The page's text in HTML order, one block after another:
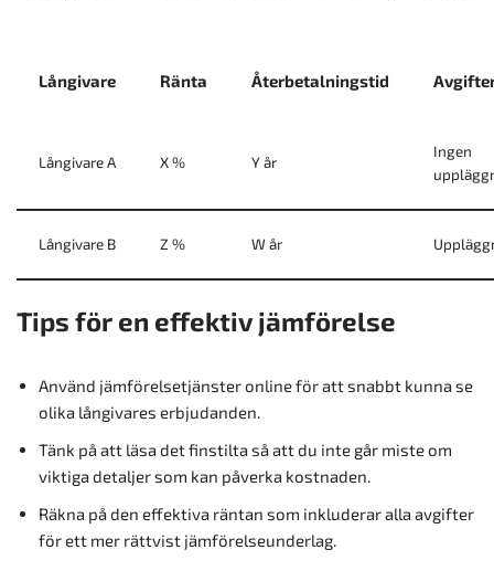
Långivare Ränta Återbetalningstid
Långivare A X % Y år
Ingen
Långivare B Z % W år
Tips för en effektiv jämförelse
Använd jämförelsetjänster online för att snabbt kunna se
olika långivares erbjudanden.
Tänk på att läsa det finstilta så att du inte går miste om
viktiga detaljer som kan påverka kostnaden.
Räkna på den effektiva räntan som inkluderar alla avgifter
för ett mer rättvist jämförelseunderlag.